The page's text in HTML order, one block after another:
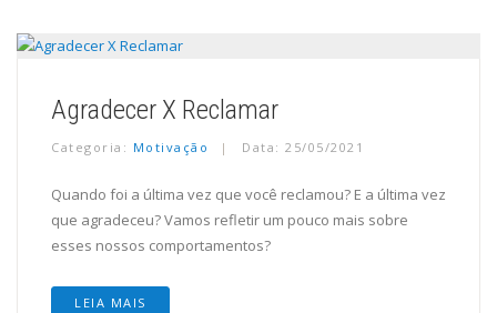
Agradecer X Reclamar
Categoria: Motivação Data: 25/05/2021
Quando foi a última vez que você reclamou? E a última vez
que agradeceu? Vamos refletir um pouco mais sobre
esses nossos comportamentos?
LEIA MAIS